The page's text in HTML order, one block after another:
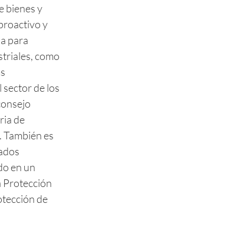
bienes y
y
para
como
sector de los
de
es
en un
Protección
de